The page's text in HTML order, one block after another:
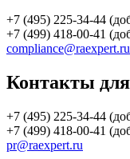
+7 (495) 225-34-44
+7 (499) 418-00-41
compliance@raexpert.ru
Контакты
+7 (495) 225-34-44
+7 (499) 418-00-41
pr@raexpert.ru